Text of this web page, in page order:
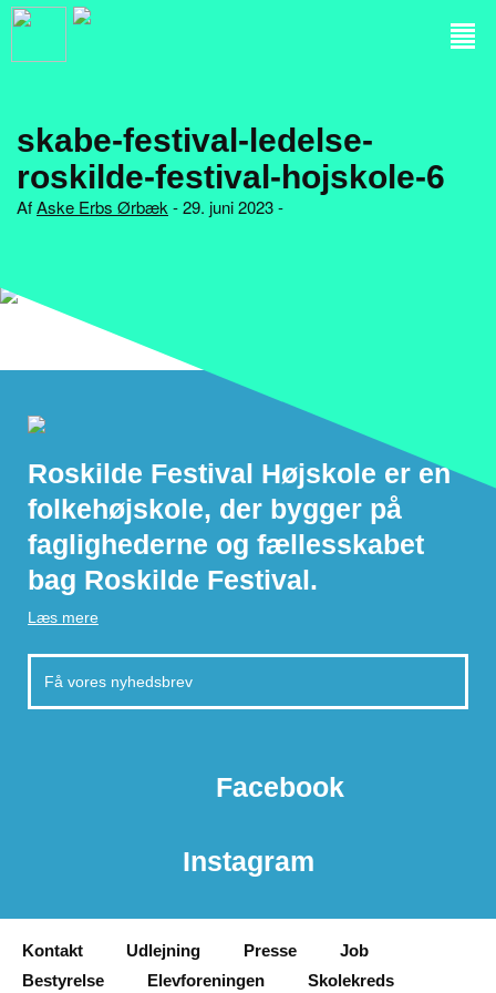
skabe-festival-ledelse-
roskilde-festival-hojskole-6
AfAske Erbs Ørbæk - 29. juni 2023 -
Roskilde Festival Højskole er en
folkehøjskole, der bygger på
faglighederne og fællesskabet
bag Roskilde Festival.
Læs mere
Facebook
Instagram
Kontakt Udlejning Presse
Job
Bestyrelse
Elevforeningen Skolekreds